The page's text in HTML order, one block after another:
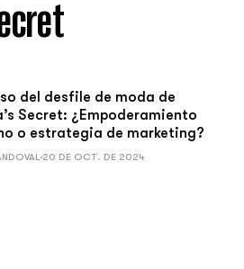
del desfile de moda de
Secret: ¿Empoderamiento
o estrategia de marketing?
20 DE OCT. DE 2024